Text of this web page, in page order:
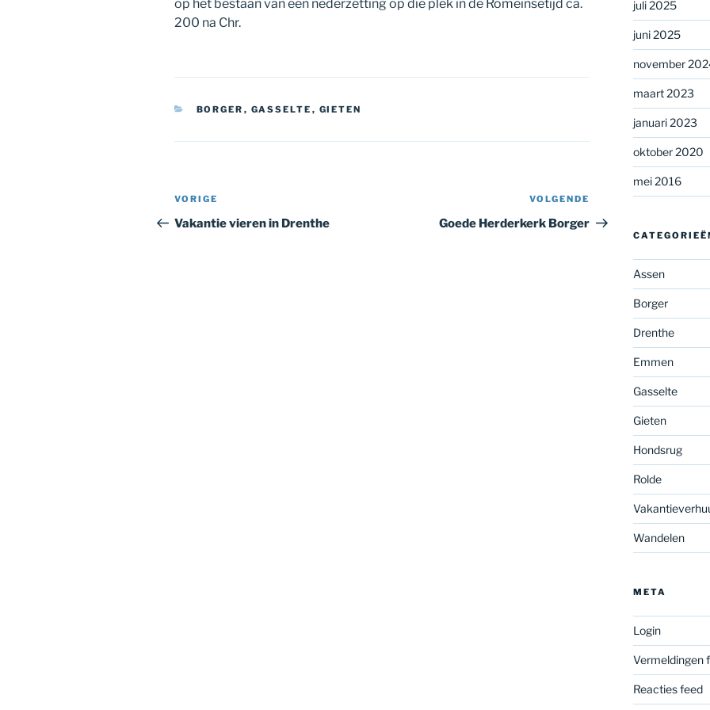
op het bestaan van een nederzetting op die plek in de Romeinsetijd ca.
200 na Chr.
CATEGORIEËN
BORGER , GASSELTE , GIETEN
Bericht
navigatie
Vorig
bericht
VORIGE
Vakantie vieren in Drenthe
Volgend
bericht
VOLGENDE
Goede Herderkerk Borger
juli 2025
juni 2025
november
maart 2023
januari 2023
oktober 2020
mei 2016
Assen
Borger
Drenthe
Emmen
Gasselte
Gieten
Hondsrug
Rolde
Wandelen
META
Login
Vermeldingen
Reacties feed